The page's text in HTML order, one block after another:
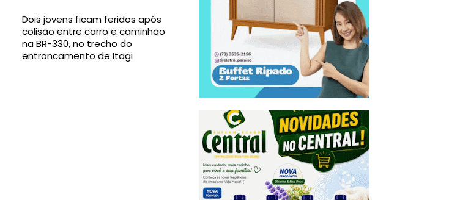
Dois jovens ficam feridos após
colisão entre carro e caminhão
na BR-330, no trecho do
entroncamento de Itagi